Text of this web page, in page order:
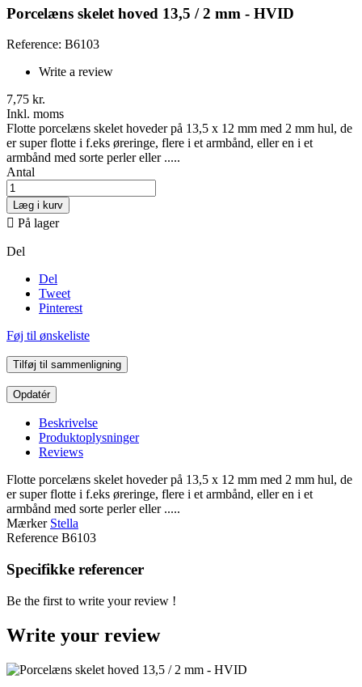
Porcelæns skelet hoved 13,5 / 2 mm - HVID
Reference: B6103
Write a review
7,75 kr.
Inkl. moms
Flotte porcelæns skelet hoveder på 13,5 x 12 mm med 2 mm hul, de
er super flotte i f.eks øreringe, flere i et armbånd, eller en i et
armbånd med sorte perler eller .....
Antal
Læg i kurv
 På lager
Del
Del
Tweet
Pinterest
Føj til ønskeliste
Tilføj til sammenligning
Beskrivelse
Produktoplysninger
Reviews
Flotte porcelæns skelet hoveder på 13,5 x 12 mm med 2 mm hul, de
er super flotte i f.eks øreringe, flere i et armbånd, eller en i et
armbånd med sorte perler eller .....
Mærker Stella
Reference B6103
Specifikke referencer
Be the first to write your review !
Write your review